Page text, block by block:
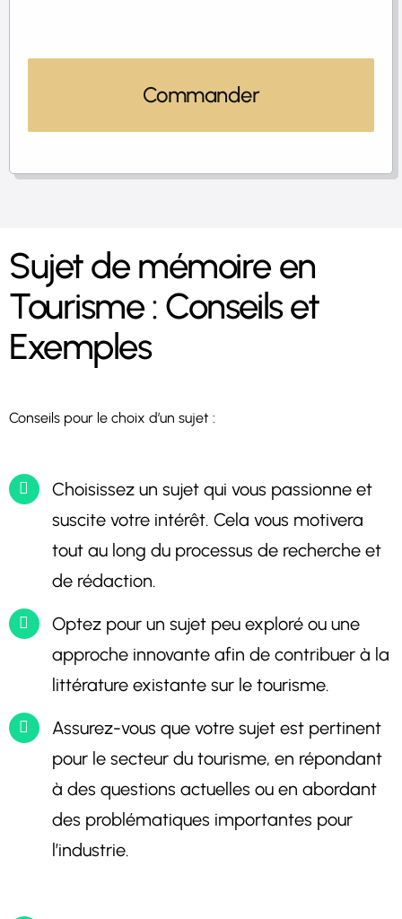
Commander
Sujet de mémoire en
Tourisme : Conseils et
Exemples
Conseils pour le choix d’un sujet :
Choisissez un sujet qui vous passionne et
suscite votre intérêt. Cela vous motivera
tout au long du processus de recherche et
de rédaction.
Optez pour un sujet peu exploré ou une
approche innovante afin de contribuer à la
littérature existante sur le tourisme.
Assurez-vous que votre sujet est pertinent
pour le secteur du tourisme, en répondant
à des questions actuelles ou en abordant
des problématiques importantes pour
l’industrie.